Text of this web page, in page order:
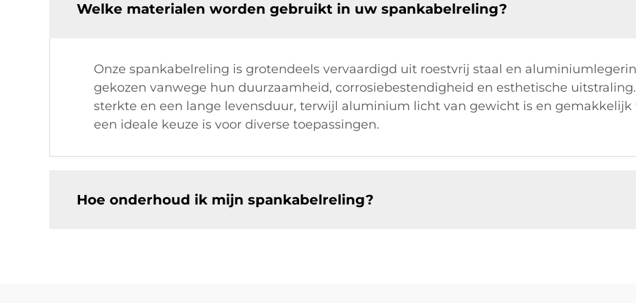
Welke materialen worden gebruikt in uw spankabelreling?
Onze spankabelreling is grotendeels vervaardigd uit roestvrij staal en
gekozen vanwege hun duurzaamheid, corrosiebestendigheid en esthetische
sterkte en een lange levensduur, terwijl aluminium licht van gewicht is en
een ideale keuze is voor diverse toepassingen.
Hoe onderhoud ik mijn spankabelreling?